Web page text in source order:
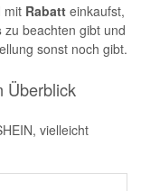
mit Rabatt einkaufst,
zu beachten gibt und
sonst noch gibt.
Überblick
vielleicht